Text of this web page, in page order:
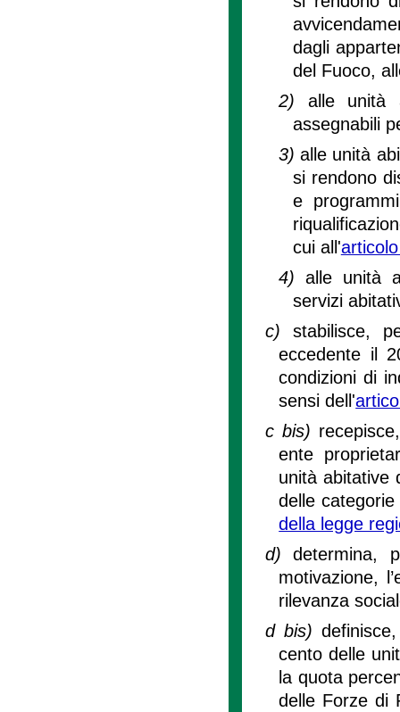
dagli
del Fuoco,
2) alle unità
assegnabili
3)alle unità
si rendono
e
cui all'
4)alle unità
servizi
c) stabilisce,
eccedente il
condizioni di
sensi dell'
c bis)
ente
unità abitative
delle categorie
della legge
d)determina,
motivazione,
rilevanza
d bis)
cento delle
la quota
delle Forze di